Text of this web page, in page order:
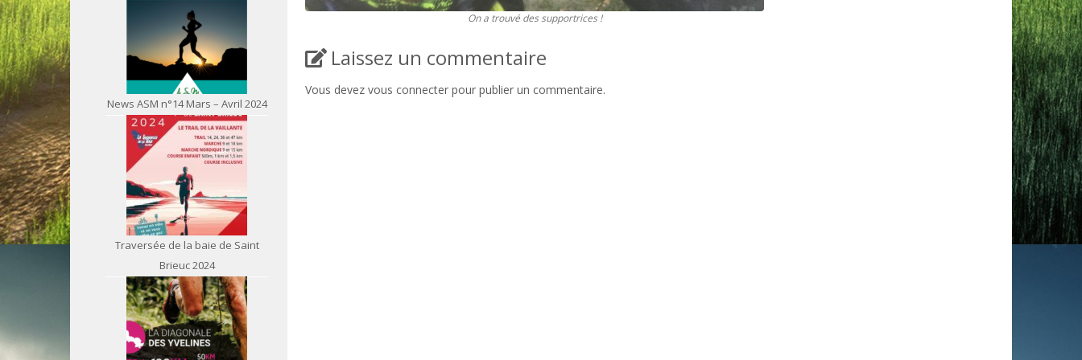
News ASM n°14 Mars – Avril 2024
Traversée de la baie de Saint
Brieuc 2024
On a trouvé des supportrices !
Laissez un commentaire
Vous devez vous connecter pour publier un commentaire.